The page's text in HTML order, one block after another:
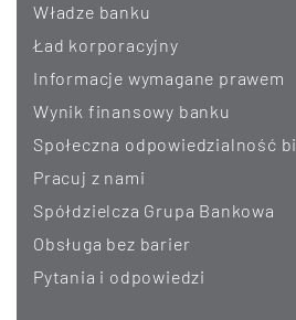
Władze banku
Ład korporacyjny
informacje wymagane prawem
wynik finansowy banku
Społeczna odpowiedzialność
Pracuj z nami
Spółdzielcza Grupa Bankowa
Obsługa bez barier
Pytania i odpowiedzi